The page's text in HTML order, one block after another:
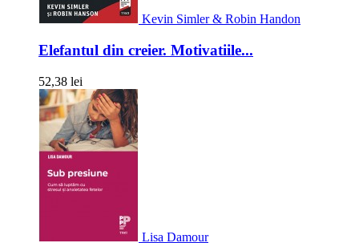
Kevin Simler & Robin Handon
Elefantul din creier. Motivatiile...
52,38 lei
Lisa Damour